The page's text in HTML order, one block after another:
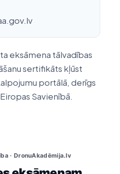
eksāmena tālvadības
sertifikāts kļūst
portālā, derīgs
Savienībā.
· DronuAkadēmija.lv